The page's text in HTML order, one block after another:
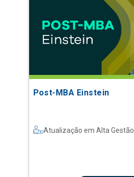
Post-MBA Einstein
Atualização em Alta Gestão